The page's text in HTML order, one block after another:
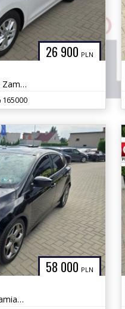
26 900 PLN
1,6 CRDI 110 KM GWARANCJA Zamiana Zarejestrowany
165000
58 000 PLN
2,0 ST 250 KM GWARANCJA Zamiana Zarejestrowany